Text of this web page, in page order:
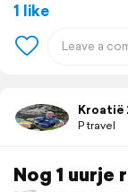
1 like
Kroatië
P travel
Nog 1 uurje